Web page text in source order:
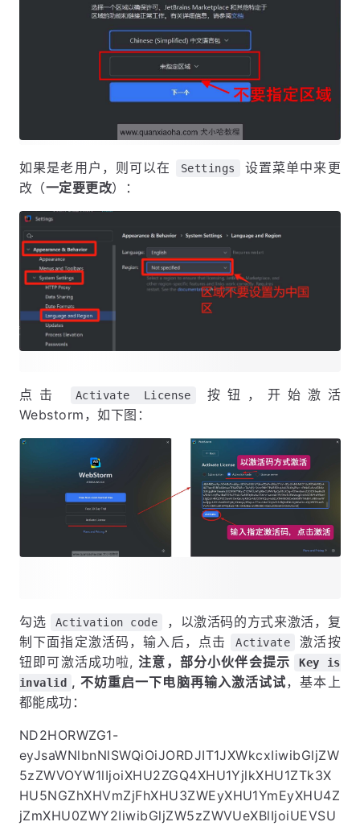
如果是老用户，则可以在 Settings
设置菜单中来更
改（一定要更改）：
点击 Activate License
按钮，开始激活
Webstorm，如下图：
勾选 Activation code
，以激活码的方式来激活，复
制下面指定激活码，输入后，点击
Activate
激活按
钮即可激活成功啦,注意，部分小伙伴会提示
Key is
invalid , 不妨重启一下电脑再输入激活试试，基本上
都能成功：
ND2HORWZG1-
eyJsaWNlbnNlSWQiOiJORDJIT1JXWkcxIiwibGljZW
5zZWVOYW1lIjoiXHU2ZGQ4XHU1YjlkXHU1ZTk3X
HU5NGZhXHVmZjFhXHU3ZWEyXHU1YmEyXHU4Z
jZmXHU0ZWY2IiwibGljZW5zZWVUeXBlIjoiUEVSU